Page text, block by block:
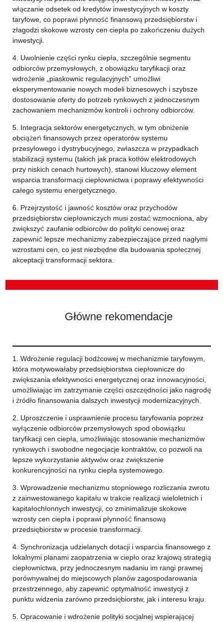
włączanie odsetek od kredytów inwestycyjnych w koszty
taryfowe, co poprawi płynność finansową przedsiębiorstw i
złagodzi skokowe wzrosty cen ciepła po zakończeniu dużych
inwestycji.
4. Uwolnienie części rynku ciepła, szczególnie segmentu
odbiorców przemysłowych, z obowiązku taryfikacji oraz
wdrożenie „piaskownic regulacyjnych” umożliwi
eksperymentowanie nowych modeli biznesowych i szybsze
dostosowanie oferty do potrzeb rynkowych z jednoczesnym
zachowaniem mechanizmów kontroli i ochrony odbiorców.
5. Integracja sektorów energetycznych, w tym obniżenie
obciążeń finansowych przez operatorów systemu
przesyłowego i dystrybucyjnego, zwłaszcza w przypadkach
stabilizacji systemu (takich jak praca kotłów elektrodowych
przy niskich cenach hurtowych), stanowi kluczowy element
wsparcia transformacji ciepłownictwa i poprawy efektywności
całego systemu energetycznego.
6. Przejrzystość i jawność kosztów oraz przychodów
przedsiębiorstw ciepłowniczych musi zostać wzmocniona, aby
zwiększyć zaufanie odbiorców do polityki cenowej oraz
zapewnić lepsze mechanizmy zabezpieczające przed nagłymi
wzrostami cen, co jest niezbędne dla budowania społecznej
akceptacji transformacji sektora.
Główne rekomendacje
1. Wdrożenie regulacji bodźcowej w mechanizmie taryfowym,
która motywowałaby przedsiębiorstwa ciepłownicze do
zwiększania efektywności energetycznej oraz innowacyjności,
umożliwiając im zatrzymanie części oszczędności jako nagrodę
i źródło finansowania dalszych inwestycji modernizacyjnych.
2. Uproszczenie i usprawnienie procesu taryfowania poprzez
wyłączenie odbiorców przemysłowych spod obowiązku
taryfikacji cen ciepła, umożliwiając stosowanie mechanizmów
rynkowych i swobodne negocjacje kontraktów, co pozwoli na
lepsze wykorzystanie aktywów oraz zwiększenie
konkurencyjności na rynku ciepła systemowego.
3. Wprowadzenie mechanizmu stopniowego rozliczania zwrotu
z zainwestowanego kapitału w trakcie realizacji wieloletnich i
kapitałochłonnych inwestycji, co zminimalizuje skokowe
wzrosty cen ciepła i poprawi płynność finansową
przedsiębiorstw w procesie transformacji.
4. Synchronizacja udzielanych dotacji i wsparcia finansowego z
lokalnymi planami zaopatrzenia w ciepło oraz krajową strategią
ciepłownictwa, przy jednoczesnym nadaniu im rangi prawnej
porównywalnej do miejscowych planów zagospodarowania
przestrzennego, aby zapewnić optymalność inwestycji z
punktu widzenia zarówno przedsiębiorstw, jak i interesu kraju.
5. Opracowanie i wdrożenie polityki socjalnej wspierającej